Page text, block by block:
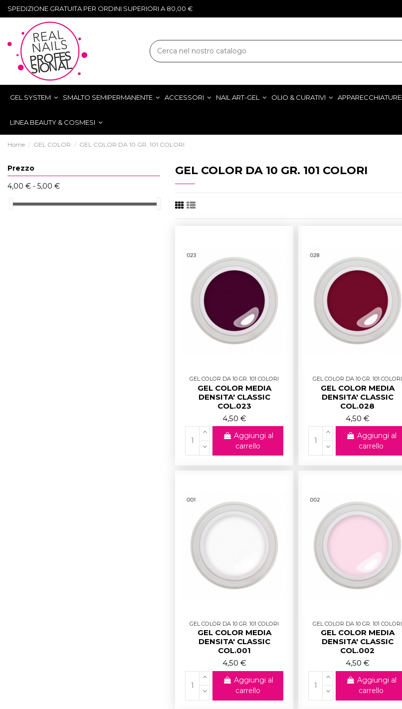
SPEDIZIONE GRATUITA PER ORDINI SUPERIORI A 80,00 €
GEL SYSTEM SMALTO SEMIPERMANENTE ACCESSORI NAIL ART-GEL OLIO & CURATIVI APPARECCHIATURE
LINEA BEAUTY & COSMESI
Home GEL COLOR GEL COLOR DA 10 GR. 101 COLORI
GEL COLOR DA 10 GR. 101 COLORI
GEL COLOR DA 10 GR. 101 COLORI
GEL COLOR MEDIA
DENSITA' CLASSIC
COL.023
4,50 €
Aggiungi al
carrello
GEL COLOR DA 10 GR. 101 COLORI
GEL COLOR MEDIA
DENSITA' CLASSIC
COL.028
4,50 €
Aggiungi al
carrello
GEL COLOR DA 10 GR. 101 COLORI
GEL COLOR MEDIA
DENSITA' CLASSIC
COL.001
4,50 €
Aggiungi al
carrello
GEL COLOR DA 10 GR. 101 COLORI
GEL COLOR MEDIA
DENSITA' CLASSIC
COL.002
4,50 €
Aggiungi al
carrello
Prezzo
4,00 € - 5,00 €